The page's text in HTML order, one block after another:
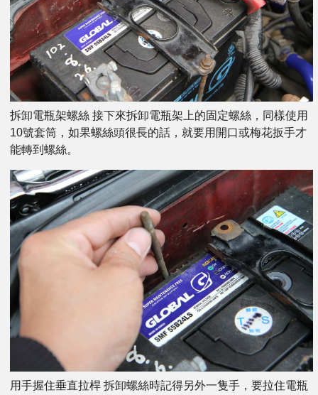
拆卸電瓶架螺絲 接下來拆卸電瓶架上的固定螺絲，同樣使用
10號套筒，如果螺絲頭很長的話，就要用開口或梅花扳手才
能轉到螺絲。
用手握住垂直拉桿 拆卸螺絲時記得另外一隻手，要拉住電瓶